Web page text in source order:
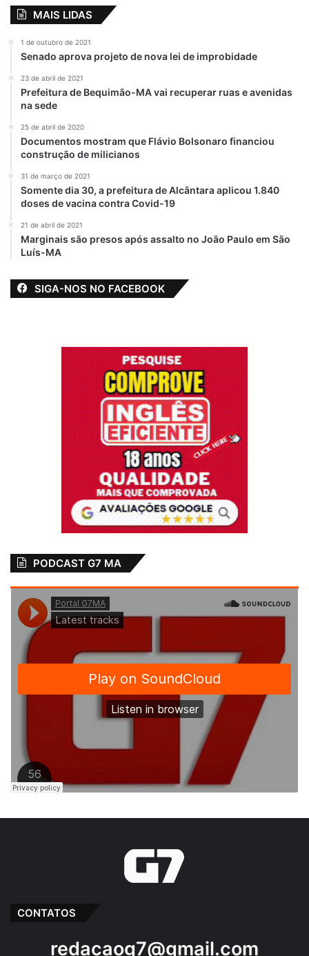
MAIS LIDAS
1 de outubro de 2021
Senado aprova projeto de nova lei de improbidade
23 de abril de 2021
Prefeitura de Bequimão-MA vai recuperar ruas e avenidas
na sede
25 de abril de 2020
Documentos mostram que Flávio Bolsonaro financiou
construção de milicianos
31 de março de 2021
Somente dia 30, a prefeitura de Alcântara aplicou 1.840
doses de vacina contra Covid-19
21 de abril de 2021
Marginais são presos após assalto no João Paulo em São
Luís-MA
SIGA-NOS NO FACEBOOK
PODCAST G7 MA
CONTATOS
redacaog7@gmail.com